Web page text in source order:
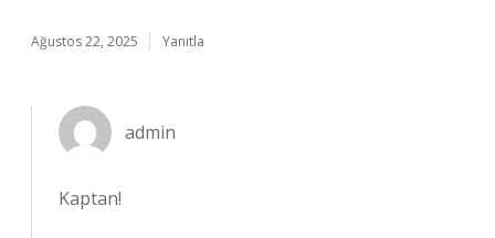
Ağustos 22, 2025 Yanıtla
admin
Kaptan!